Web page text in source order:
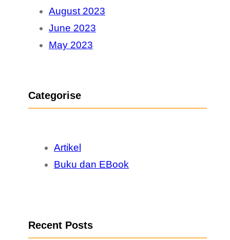
August 2023
June 2023
May 2023
Categorise
Artikel
Buku dan EBook
Recent Posts